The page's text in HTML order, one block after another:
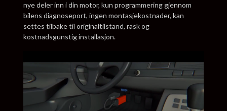
nye deler inn i din motor, kun programmering gjennom
bilens diagnoseport, ingen montasjekostnader, kan
settes tilbake til originaltilstand, rask og
kostnadsgunstig installasjon.